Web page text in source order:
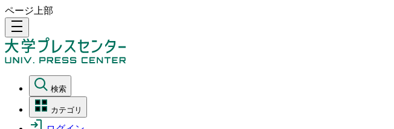
ページ上部
density_medium
検索
カテゴリ